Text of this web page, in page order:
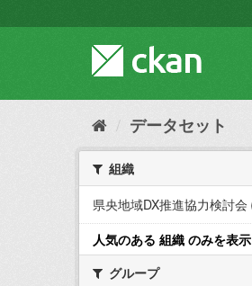
キ
て
データセット
組織
県央地域DX推進協力検討会
人気のある 組織 のみを表示
グループ